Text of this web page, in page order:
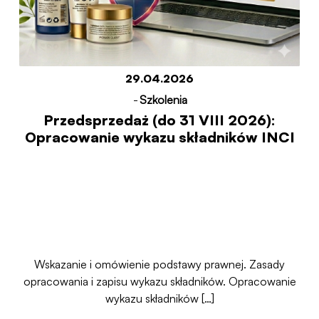
29.04.2026
-Szkolenia
Przedsprzedaż (do 31 VIII 2026):
Opracowanie wykazu składników INCI
Wskazanie i omówienie podstawy prawnej. Zasady
opracowania i zapisu wykazu składników. Opracowanie
wykazu składników […]